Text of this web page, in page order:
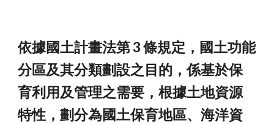
依據國土計畫法第 3 條規定，國土功能
分區及其分類劃設之目的，係基於保
育利用及管理之需要，根據土地資源
特性，劃分為國土保育地區、海洋資